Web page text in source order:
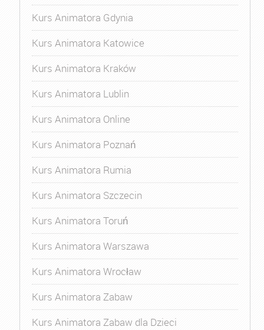
Kurs Animatora Gdynia
Kurs Animatora Katowice
Kurs Animatora Kraków
Kurs Animatora Lublin
Kurs Animatora Online
Kurs Animatora Poznań
Kurs Animatora Rumia
Kurs Animatora Szczecin
Kurs Animatora Toruń
Kurs Animatora Warszawa
Kurs Animatora Wrocław
Kurs Animatora Zabaw
Kurs Animatora Zabaw dla Dzieci